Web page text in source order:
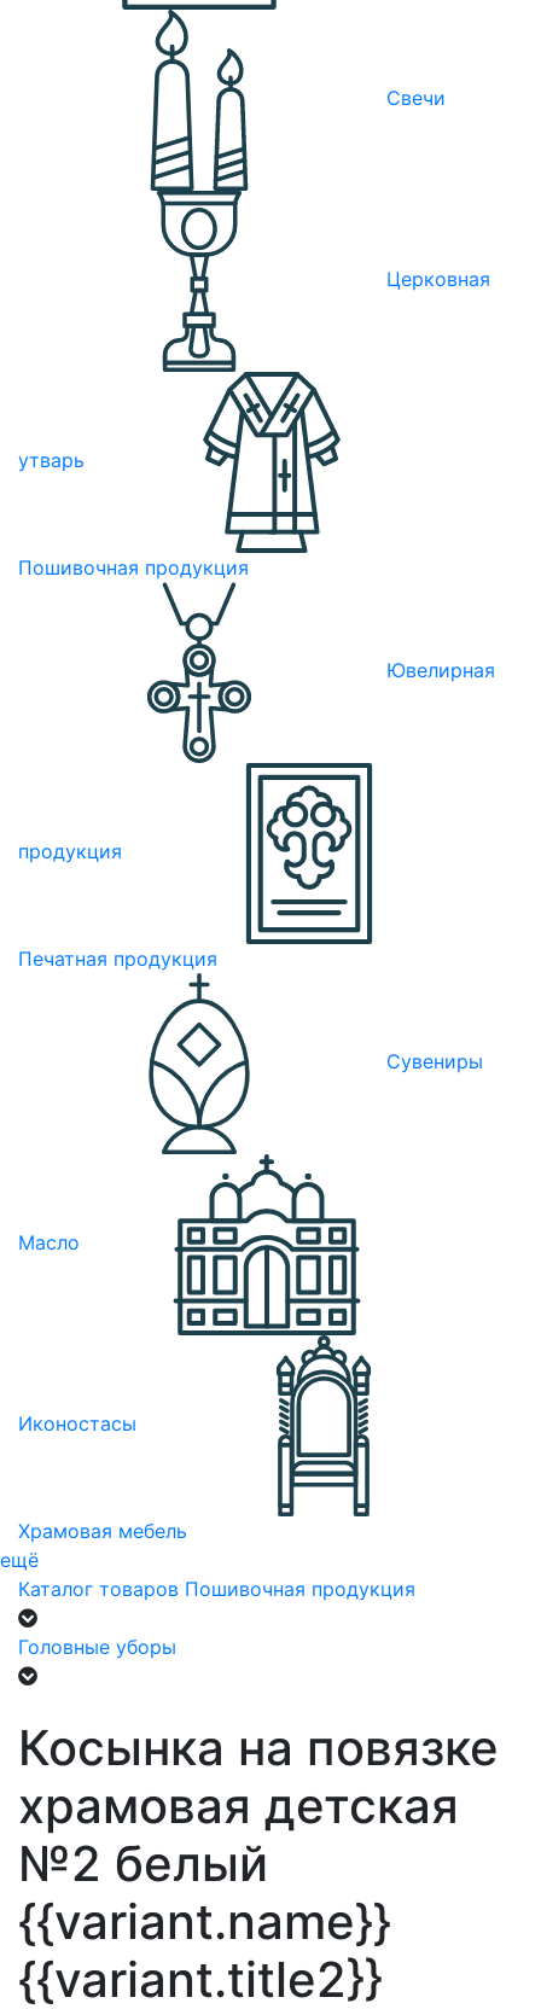
Свечи
Церковная
утварь
Пошивочная продукция
Ювелирная
продукция
Печатная продукция
Сувениры
Масло
Иконостасы
Храмовая мебель
ещё
Каталог товаров Пошивочная продукция
Головные уборы
Косынка на повязке
храмовая детская
№2 белый
{{variant.name}}
{{variant.title2}}